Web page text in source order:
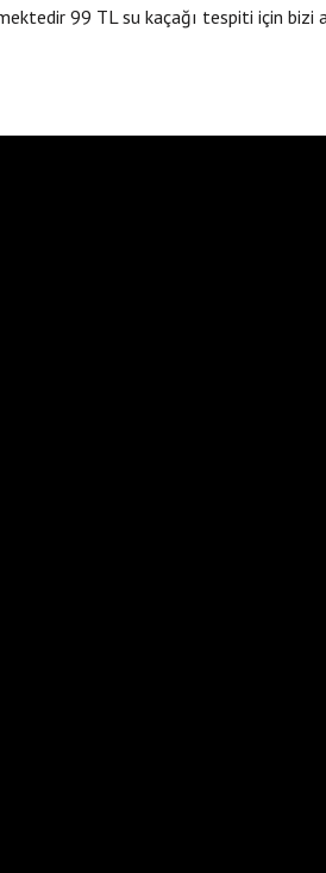
99 TL su kaçağı tespiti için bizi